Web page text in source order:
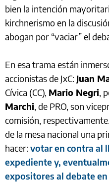
bien la intención
kirchnerismo en la
abogan por “vaciar” el
En esa trama están
accionistas de JxC: Juan
Cívica (CC), Mario Negri,
Marchi, de PRO, son
comisión,
de la mesa nacional una
hacer: votar en contra al
expediente y,
expositores al debate